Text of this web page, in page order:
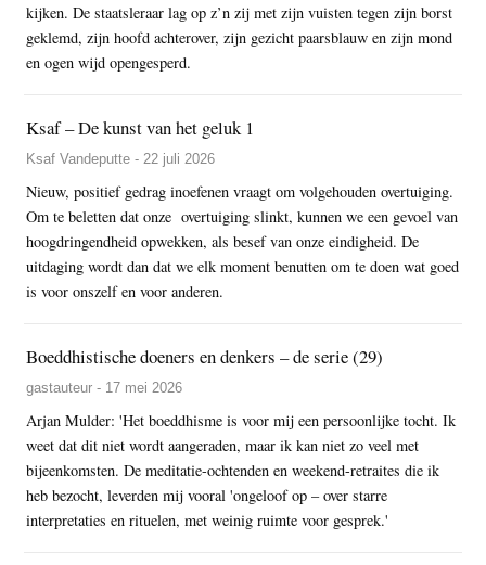
kijken. De staatsleraar lag op z’n zij met zijn vuisten tegen zijn borst
geklemd, zijn hoofd achterover, zijn gezicht paarsblauw en zijn mond
en ogen wijd opengesperd.
Ksaf – De kunst van het geluk 1
Ksaf Vandeputte - 22 juli 2026
Nieuw, positief gedrag inoefenen vraagt om volgehouden overtuiging.
Om te beletten dat onze overtuiging slinkt, kunnen we een gevoel van
hoogdringendheid opwekken, als besef van onze eindigheid. De
uitdaging wordt dan dat we elk moment benutten om te doen wat goed
is voor onszelf en voor anderen.
Boeddhistische doeners en denkers – de serie (29)
gastauteur - 17 mei 2026
Arjan Mulder: 'Het boeddhisme is voor mij een persoonlijke tocht. Ik
weet dat dit niet wordt aangeraden, maar ik kan niet zo veel met
bijeenkomsten. De meditatie-ochtenden en weekend-retraites die ik
heb bezocht, leverden mij vooral 'ongeloof op – over starre
interpretaties en rituelen, met weinig ruimte voor gesprek.'